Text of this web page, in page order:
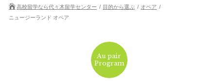
高校留学なら代々木留学センター 目的から選ぶ
オペア
ニュージーランド オペア
Au pair
Program